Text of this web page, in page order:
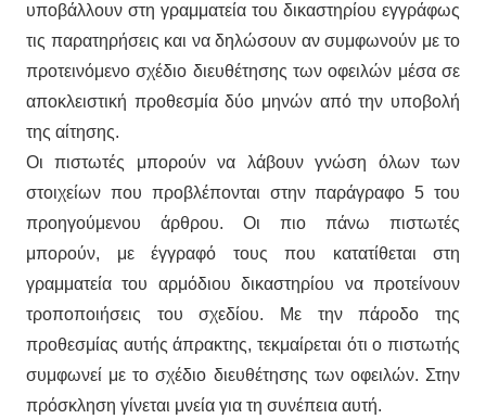
υποβάλλουν στη γραμματεία του δικαστηρίου εγγράφως
τις παρατηρήσεις και να δηλώσουν αν συμφωνούν με το
προτεινόμενο σχέδιο διευθέτησης των οφειλών μέσα σε
αποκλειστική προθεσμία δύο μηνών από την υποβολή
της αίτησης.
Οι πιστωτές μπορούν να λάβουν γνώση όλων των
στοιχείων που προβλέπονται στην παράγραφο 5 του
προηγούμενου άρθρου. Οι πιο πάνω πιστωτές
μπορούν, με έγγραφό τους που κατατίθεται στη
γραμματεία του αρμόδιου δικαστηρίου να προτείνουν
τροποποιήσεις του σχεδίου. Με την πάροδο της
προθεσμίας αυτής άπρακτης, τεκμαίρεται ότι ο πιστωτής
συμφωνεί με το σχέδιο διευθέτησης των οφειλών. Στην
πρόσκληση γίνεται μνεία για τη συνέπεια αυτή.